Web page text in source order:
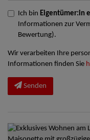
Ich bin Eigentümer:in
Informationen zur
Bewertung).
Wir verarbeiten Ihre
Informationen finden Sie
Senden